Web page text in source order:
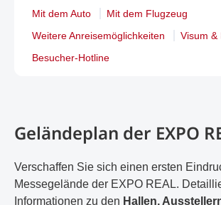
Mit dem Auto
Mit dem Flugzeug
Weitere Anreisemöglichkeiten
Visum &
Besucher-Hotline
Geländeplan der EXPO
Verschaffen Sie sich einen ersten
Messegelände der EXPO REAL.
Informationen zu den Hallen,